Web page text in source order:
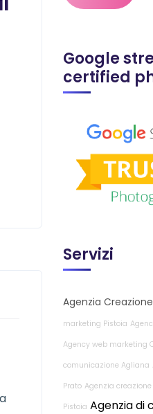
Google
certified
Servizi
Agenzia
marketing Pistoia
Agency web marketing
comunicazione Agliana
Prato Agenzia
Pistoia Agenzia di